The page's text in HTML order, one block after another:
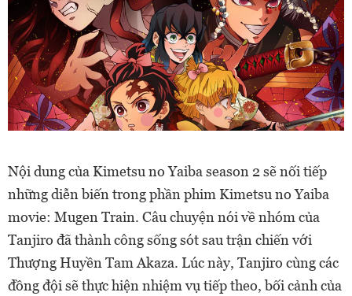
Nội dung của Kimetsu no Yaiba season 2 sẽ nối tiếp
những diễn biến trong phần phim Kimetsu no Yaiba
movie: Mugen Train. Câu chuyện nói về nhóm của
Tanjiro đã thành công sống sót sau trận chiến với
Thượng Huyền Tam Akaza. Lúc này, Tanjiro cùng các
đồng đội sẽ thực hiện nhiệm vụ tiếp theo, bối cảnh của